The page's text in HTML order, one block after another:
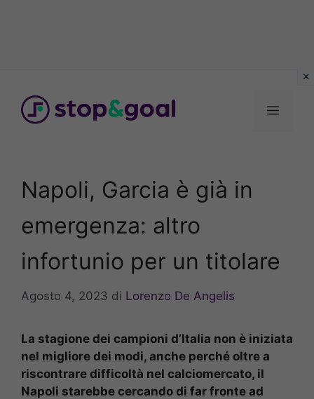
contenuto
Menu
Napoli, Garcia è già in
emergenza: altro
infortunio per un titolare
Agosto 4, 2023 di Lorenzo De Angelis
La stagione dei campioni d’Italia non è iniziata
nel migliore dei modi, anche perché oltre a
riscontrare difficoltà nel calciomercato, il
Napoli starebbe cercando di far fronte ad